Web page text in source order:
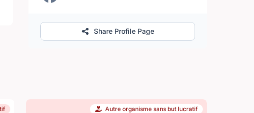
Share Profile Page
Autre organisme sans but lucratif